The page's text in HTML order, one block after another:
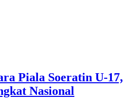
Piala Soeratin U-17,
Nasional